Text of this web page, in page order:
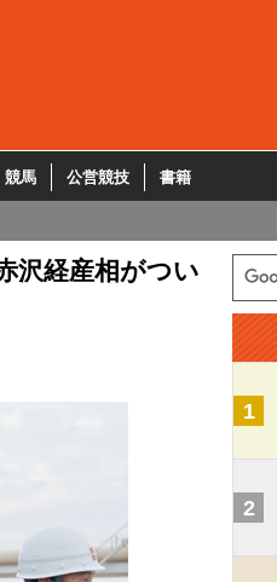
競馬 公営競技 書籍
沢経産相がつい
1
2